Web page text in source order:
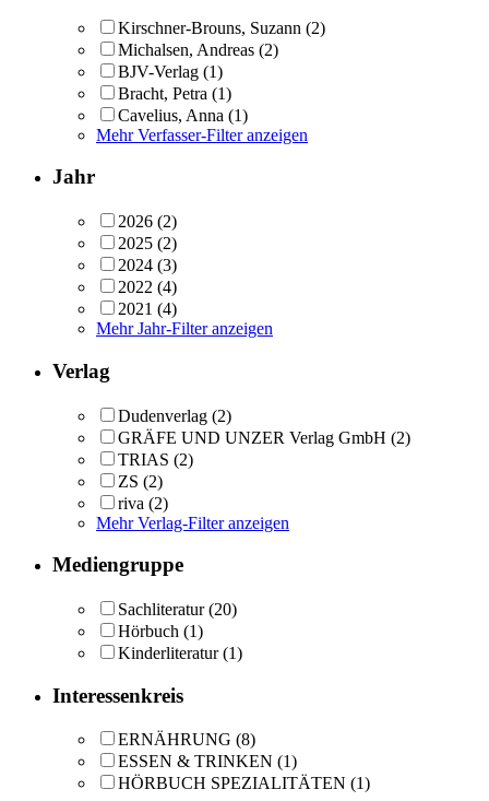
Kirschner-Brouns, Suzann (2)
Michalsen, Andreas (2)
BJV-Verlag (1)
Bracht, Petra (1)
Cavelius, Anna (1)
Mehr Verfasser-Filter anzeigen
Jahr
2026 (2)
2025 (2)
2024 (3)
2022 (4)
2021 (4)
Mehr Jahr-Filter anzeigen
Verlag
Dudenverlag (2)
GRÄFE UND UNZER Verlag GmbH (2)
TRIAS (2)
ZS (2)
riva (2)
Mehr Verlag-Filter anzeigen
Mediengruppe
Sachliteratur (20)
Hörbuch (1)
Kinderliteratur (1)
Interessenkreis
ERNÄHRUNG (8)
ESSEN & TRINKEN (1)
HÖRBUCH SPEZIALITÄTEN (1)